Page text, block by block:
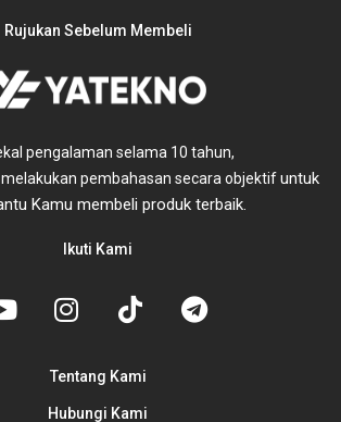
Rujukan Sebelum Membeli
pengalaman selama 10 tahun,
pembahasan secara objektifuntuk
Kamu membeli produk terbaik.
Ikuti Kami
Tentang Kami
Hubungi Kami